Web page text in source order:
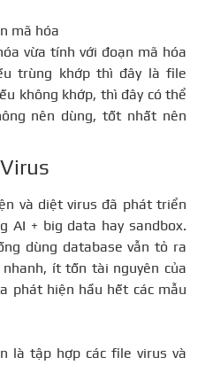
mã hóa
vừa tính với đoạn mã hóa
trùng khớp thì đây là file
không khớp, thì đây có thể
nên dùng, tốt nhất nên
và diệt virus đã phát triển
AI + big data hay sandbox.
dùng database vẫn tỏ ra
ít tốn tài nguyên của
phát hiện hầu hết các mẫu
là tập hợp các file virus và